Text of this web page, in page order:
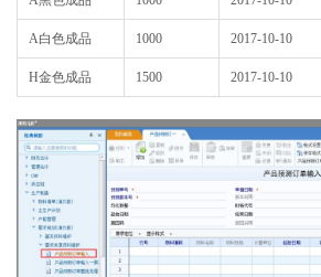
A白色成品 1000 2017-10-10
H金色成品 1500 2017-10-10